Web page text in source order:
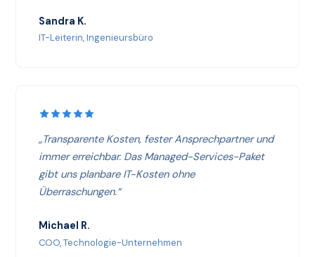
Sandra K.
IT-Leiterin, Ingenieursbüro
„Transparente Kosten, fester Ansprechpartner und
immer erreichbar. Das Managed-Services-Paket
gibt uns planbare IT-Kosten ohne
Überraschungen.“
Michael R.
COO, Technologie-Unternehmen